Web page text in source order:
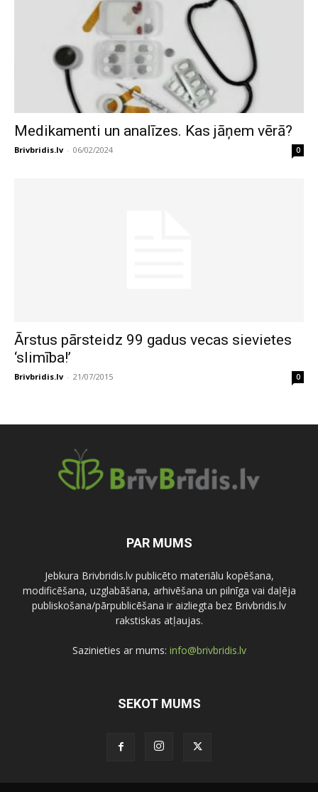
Medikamenti un analīzes. Kas jāņem vērā?
Brivbridis.lv - 06/02/2024 0
Ārstus pārsteidz 99 gadus vecas sievietes
‘slimība!’
Brivbridis.lv - 21/07/2015 0
PAR MUMS
Jebkura Brivbridis.lv publicēto materiālu kopēšana,
modificēšana, uzglabāšana, arhivēšana un pilnīga vai daļēja
publiskošana/pārpublicēšana ir aizliegta bez Brivbridis.lv
rakstiskas atļaujas.
Sazinieties ar mums: info@brivbridis.lv
SEKOT MUMS